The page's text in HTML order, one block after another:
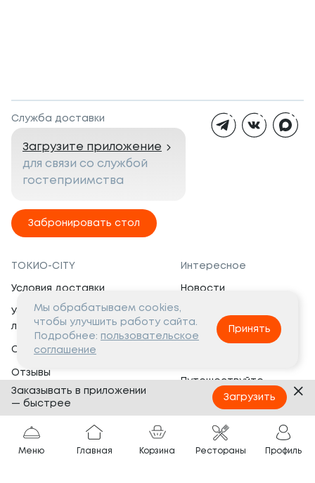
Служба доставки
Загрузите приложение
для связи со службой
гостеприимства
Забронировать стол
ТОКИО-CITY
Условия доставки
Условия программы
лояльности
Сертификаты
Отзывы
Банкеты
Вопросы и ответы
Интересное
Новости
Вакансии
Социальная жизнь
Путешествуйте
с ТОКИО-CITY
Партнёрам
Франшиза
Меню Главная Корзина Рестораны Профиль
Мы обрабатываем cookies,
чтобы улучшить работу сайта.
Подробнее: пользовательское
соглашение
Принять
Заказывать в приложении
— быстрее
Загрузить